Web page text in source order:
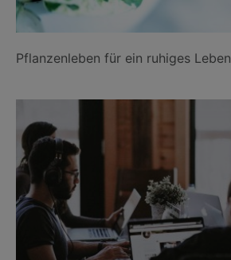
Pflanzenleben für ein ruhiges Leben